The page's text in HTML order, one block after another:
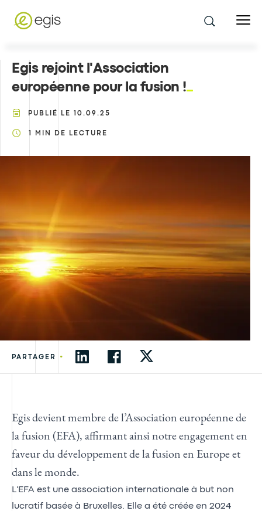
Egis rejoint l'Association
européenne pour la fusion !
PUBLIÉ LE 10.09.25
MIN DE LECTURE
PARTAGER •
Egis devient membre de l’Association européenne de
la fusion (EFA), affirmant ainsi notre engagement en
faveur du développement de la fusion en Europe et
dans le monde.
L'EFA est une association internationale à but non
lucratif basée à Bruxelles. Elle a été créée en 2024